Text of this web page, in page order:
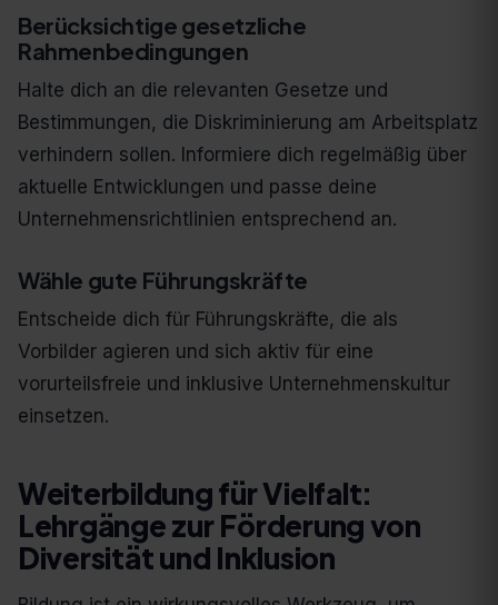
Berücksichtige gesetzliche
Rahmenbedingungen
Halte dich an die relevanten Gesetze und
Bestimmungen, die Diskriminierung am Arbeitsplatz
verhindern sollen. Informiere dich regelmäßig über
aktuelle Entwicklungen und passe deine
Unternehmensrichtlinien entsprechend an.
Wähle gute Führungskräfte
Entscheide dich für Führungskräfte, die als
Vorbilder agieren und sich aktiv für eine
vorurteilsfreie und inklusive Unternehmenskultur
einsetzen.
Weiterbildung für Vielfalt:
Lehrgänge zur Förderung von
Diversität und Inklusion